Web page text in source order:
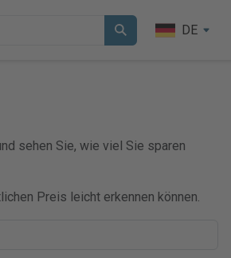
DE
sehen Sie, wie viel Sie sparen
Preis leicht erkennen können.